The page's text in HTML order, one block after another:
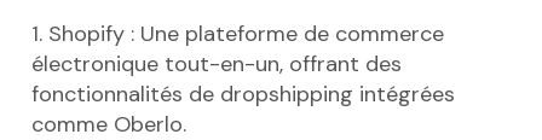
1. Shopify : Une plateforme de commerce
électronique tout-en-un, offrant des
fonctionnalités de dropshipping intégrées
comme Oberlo.